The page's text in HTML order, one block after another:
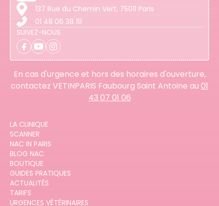
137 Rue du Chemin Vert, 75011 Paris
01 48 06 38 19
SUIVEZ-NOUS
En cas d'urgence et hors des horaires d'ouverture,
contactez VETINPARIS Faubourg Saint Antoine au 01
43 07 01 06
LA CLINIQUE
SCANNER
NAC IN PARIS
BLOG NAC
BOUTIQUE
GUIDES PRATIQUES
ACTUALITÉS
TARIFS
URGENCES VÉTÉRINAIRES